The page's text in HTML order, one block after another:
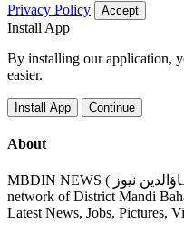
Privacy Policy Accept
Install App
By installing our application,
easier.
Install App Continue
About
MBDIN NEWS ( منڈی بہاؤالدین نیوز ) is the largest media
network of District Mandi
Latest News, Jobs, Pictures,